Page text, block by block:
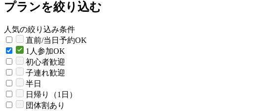
プランを絞り込む
人気の絞り込み条件
直前/当日予約OK
1人参加OK
初心者歓迎
子連れ歓迎
半日
日帰り（1日）
団体割あり